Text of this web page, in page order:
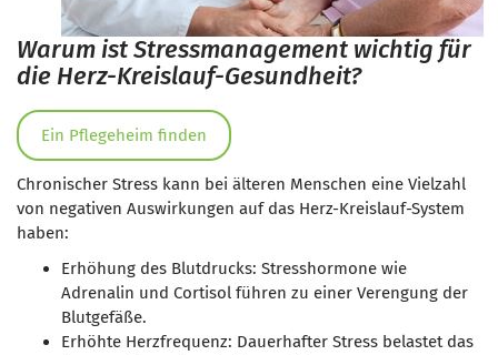
Warum ist Stressmanagement wichtig für
die Herz-Kreislauf-Gesundheit?
Ein Pflegeheim finden
Chronischer Stress kann bei älteren Menschen eine Vielzahl
von negativen Auswirkungen auf das Herz-Kreislauf-System
haben:
Erhöhung des Blutdrucks: Stresshormone wie
Adrenalin und Cortisol führen zu einer Verengung der
Blutgefäße.
Erhöhte Herzfrequenz: Dauerhafter Stress belastet das